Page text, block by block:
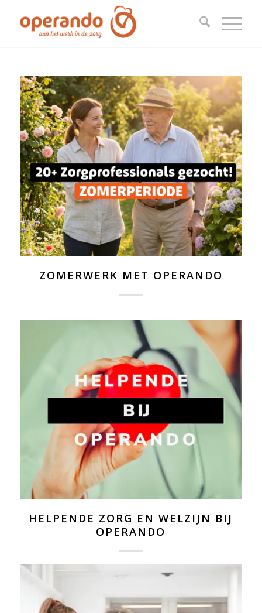
ZOMERWERK MET OPERANDO
HELPENDE ZORG EN WELZIJN BIJ
OPERANDO